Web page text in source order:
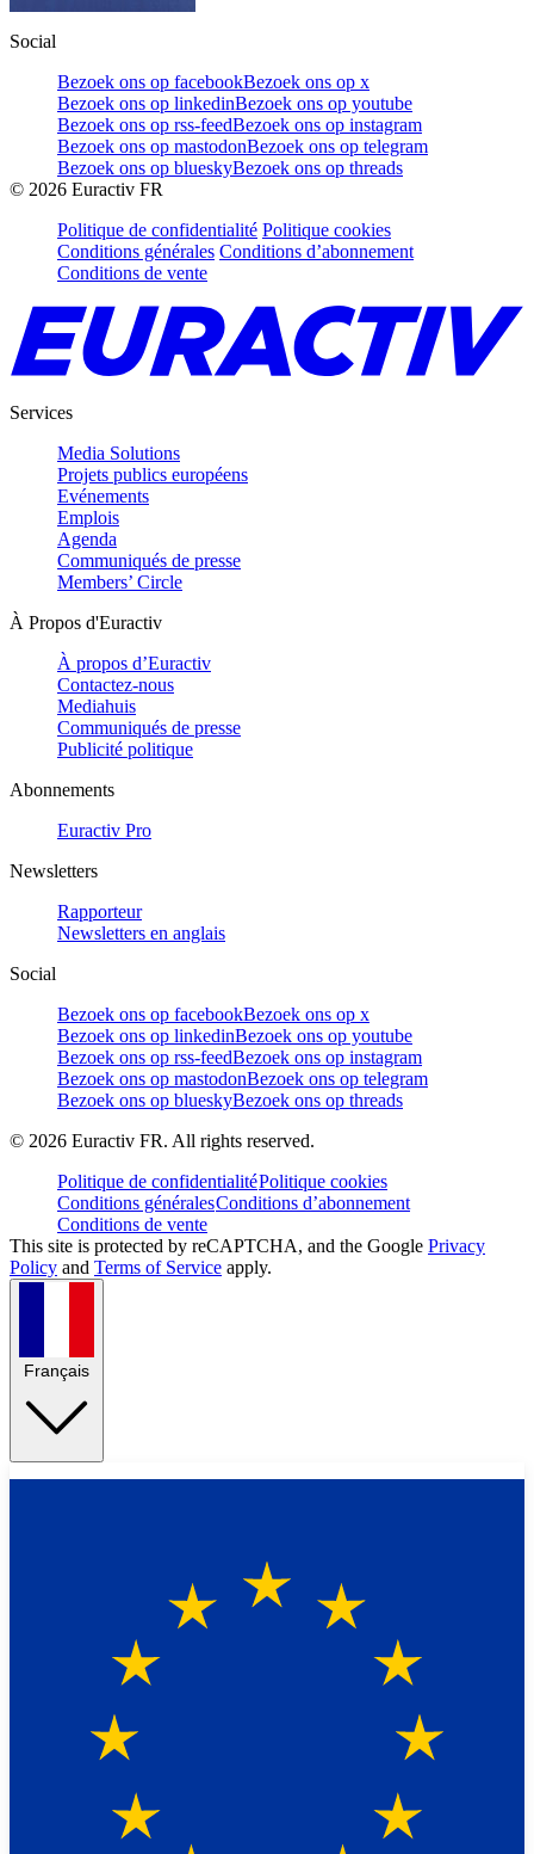
Social
Bezoek ons op facebookBezoek ons op x
Bezoek ons op linkedinBezoek ons op youtube
Bezoek ons op rss-feedBezoek ons op instagram
Bezoek ons op mastodonBezoek ons op telegram
Bezoek ons op blueskyBezoek ons op threads
© 2026 Euractiv FR
Politique de confidentialité Politique cookies
Conditions générales Conditions d’abonnement
Conditions de vente
Services
Media Solutions
Projets publics européens
Evénements
Emplois
Agenda
Communiqués de presse
Members’ Circle
À Propos d'Euractiv
À propos d’Euractiv
Contactez-nous
Mediahuis
Communiqués de presse
Publicité politique
Abonnements
Euractiv Pro
Newsletters
Rapporteur
Newsletters en anglais
Social
Bezoek ons op facebookBezoek ons op x
Bezoek ons op linkedinBezoek ons op youtube
Bezoek ons op rss-feedBezoek ons op instagram
Bezoek ons op mastodonBezoek ons op telegram
Bezoek ons op blueskyBezoek ons op threads
© 2026 Euractiv FR. All rights reserved.
Politique de confidentialitéPolitique cookies
Conditions généralesConditions d’abonnement
Conditions de vente
This site is protected by reCAPTCHA, and the Google Privacy
Policy and Terms of Service apply.
Français